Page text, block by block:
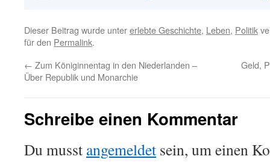
Dieser Beitrag wurde untererlebte Geschichte, Leben, Politik
für den Permalink.
← Zum Königinnentag in den Niederlanden –
Über Republik und Monarchie
Geld,
Schreibe einen Kommentar
Du musst angemeldet sein, um einen